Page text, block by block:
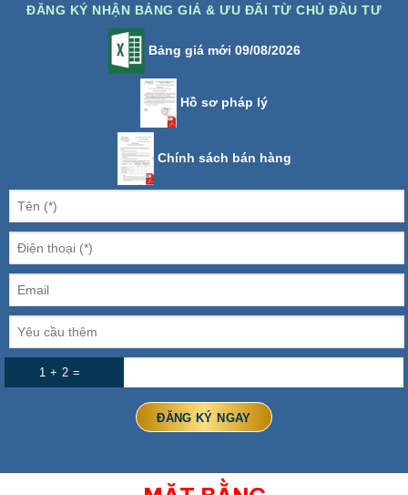
ĐĂNG KÝ NHẬN BẢNG GIÁ & ƯU ĐÃI TỪ CHỦ ĐẦU TƯ
Bảng giá mới 09/08/2026
Hồ sơ pháp lý
Chính sách bán hàng
1 + 2 =